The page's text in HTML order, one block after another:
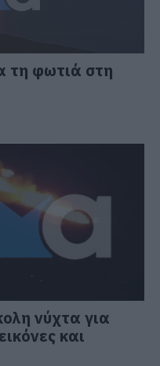
τη φωτιά στη
νύχτα για
και